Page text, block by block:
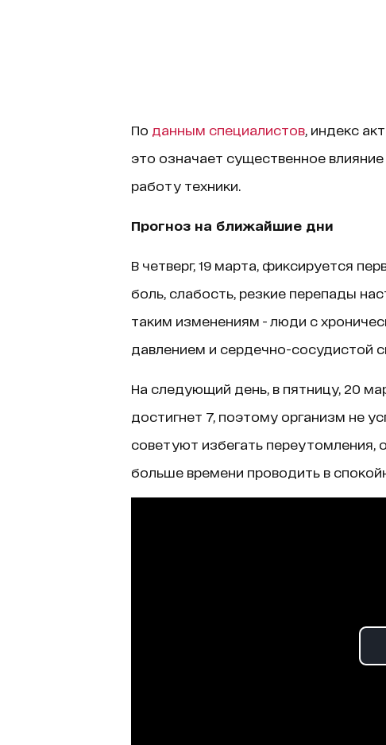
По данным специалистов, индекс
это означает существенное
работу техники.
Прогноз на ближайшие дни
В четверг, 19 марта, фиксируется
боль, слабость, резкие перепады
таким изменениям - люди с
давлением и сердечно-сосудистой
На следующий день, в пятницу, 20
достигнет 7, поэтому организм не
советуют избегать переутомления,
больше времени проводить в